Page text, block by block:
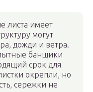
листа имеет
могут
дожди и ветра.
банщики
срок для
окрепли, но
сережки не